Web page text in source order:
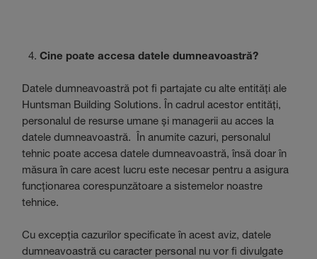
Cine poate accesa datele dumneavoastră?
Datele dumneavoastră pot fi partajate cu alte entități ale
Huntsman Building Solutions. În cadrul acestor entități,
personalul de resurse umane și managerii au acces la
datele dumneavoastră. În anumite cazuri, personalul
tehnic poate accesa datele dumneavoastră, însă doar în
măsura în care acest lucru este necesar pentru a asigura
funcționarea corespunzătoare a sistemelor noastre
tehnice.
Cu excepția cazurilor specificate în acest aviz, datele
dumneavoastră cu caracter personal nu vor fi divulgate